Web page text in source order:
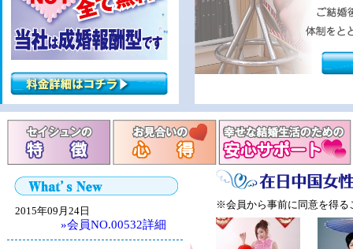
2015年09月24日
»会員NO.00532詳細
※会員から事前に同意を得る